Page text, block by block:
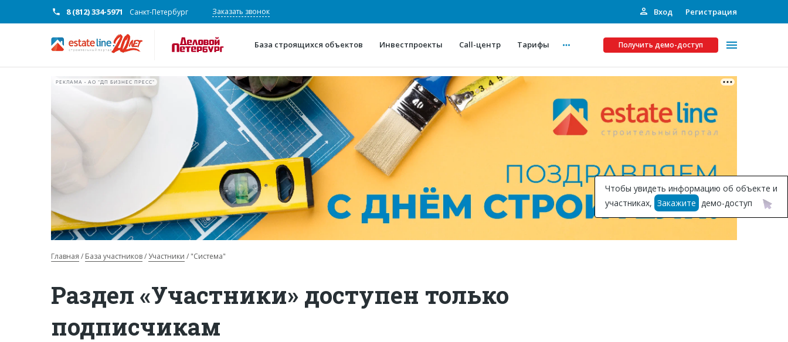
8 (812) 334-5971 Санкт-Петербург Заказать звонок Вход Регистрация
База строящихся объектов Инвестпроекты Call-центр Тарифы Получить демо-доступ
О проекте
Конкурентные преимущества
Горячие объекты
Глоссарий
Платные услуги
Рекламодателям
Инвестпроекты
Подписка на Базу
РЕКЛАМА • АО "ДП БИЗНЕС ПРЕСС"
Главная База участников Участники "Система"
Раздел «Участники» доступен только
подписчикам
Чтобы увидеть информацию об объекте и
участниках, Закажите демо-доступ